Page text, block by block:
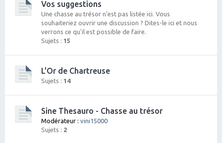
Vos suggestions
Une chasse au trésor n'est pas listée ici. Vous
souhaiteriez ouvrir une discussion ? Dites-le ici et nous
verrons ce qu'il est possible de faire.
Sujets : 15
L'Or de Chartreuse
Sujets : 14
Sine Thesauro - Chasse au trésor
Modérateur : vini15000
Sujets : 2